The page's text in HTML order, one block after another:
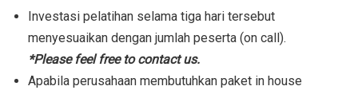
Investasi pelatihan selama tiga hari tersebut
menyesuaikan dengan jumlah peserta (on call).
*Please feel free to contact us.
Apabila perusahaan membutuhkan paket in house